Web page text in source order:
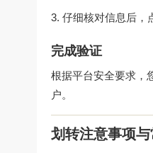
仔细核对信息后，
完成验证
根据平台安全要求，
户。
划转注意事项